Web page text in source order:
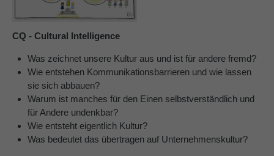
Cybersteel Inc.
San Francisco, CA 94102
Have any questions?
+44 1234 567 890
Drop us a line
info@yourdomain.com
CQ - Cultural Intelligence
Was zeichnet unsere Kultur aus und ist für andere fremd?
Wie entstehen Kommunikationsbarrieren und wie lassen
sie sich abbauen?
Warum ist manches für den Einen selbstverständlich und
für Andere undenkbar?
Wie entsteht eigentlich Kultur?
Was bedeutet das übertragen auf Unternehmenskultur?